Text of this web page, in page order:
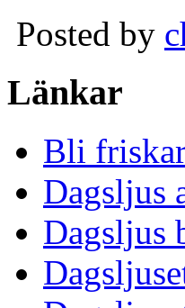
Posted by
Länkar
Bli
Dagsljus
Dagsljus